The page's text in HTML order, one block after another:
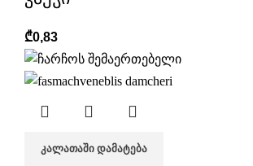
₾0,83
ᲙᲐᲚᲐᲗᲐᲨᲘ ᲓᲐᲛᲐᲢᲔᲑᲐ